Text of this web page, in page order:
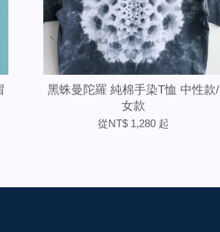
黑蛛曼陀羅 純棉手染T恤 中性款/
女款
從NT$ 1,280 起